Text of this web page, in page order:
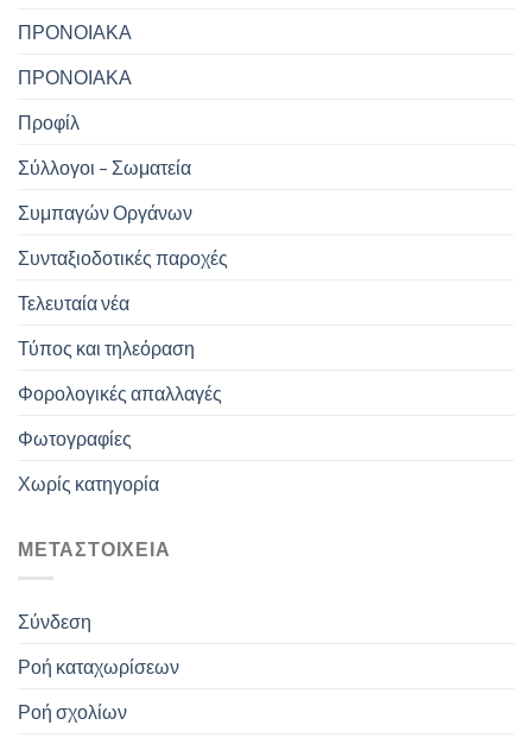
ΠΡΟΝΟΙΑΚΑ
ΠΡΟΝΟΙΑΚΑ
Προφίλ
Σύλλογοι – Σωματεία
Συμπαγών Οργάνων
Συνταξιοδοτικές παροχές
Τελευταία νέα
Τύπος και τηλεόραση
Φορολογικές απαλλαγές
Φωτογραφίες
Χωρίς κατηγορία
ΜΕΤΑΣΤΟΙΧΕΊΑ
Σύνδεση
Ροή καταχωρίσεων
Ροή σχολίων